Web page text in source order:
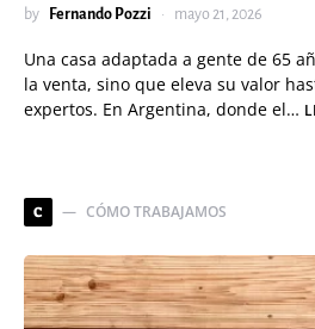
by Fernando Pozzi mayo 21, 2026
Una casa adaptada a gente de 65
la venta, sino que eleva su valor
expertos. En Argentina, donde el…
C CÓMO TRABAJAMOS